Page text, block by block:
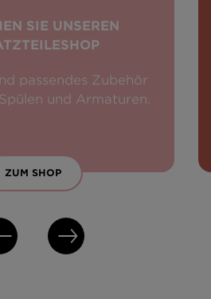
SIE UNSEREN
passendes Zubehör
und Armaturen.
ZUM SHOP